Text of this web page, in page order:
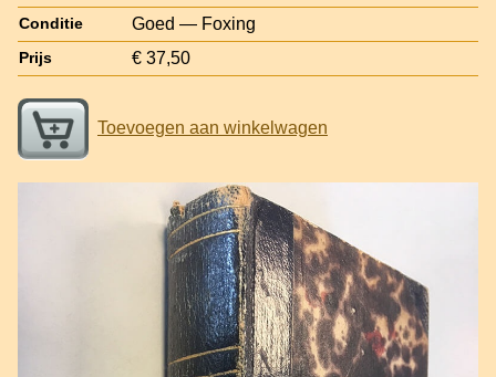
Conditie Goed — Foxing
Prijs € 37,50
Toevoegen aan winkelwagen